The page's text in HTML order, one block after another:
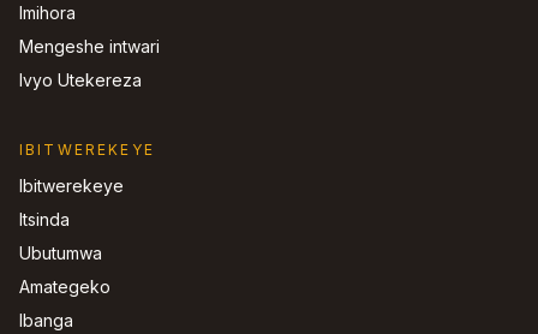
Imihora
Mengeshe intwari
Ivyo Utekereza
IBITWEREKEYE
Ibitwerekeye
Itsinda
Ubutumwa
Amategeko
Ibanga